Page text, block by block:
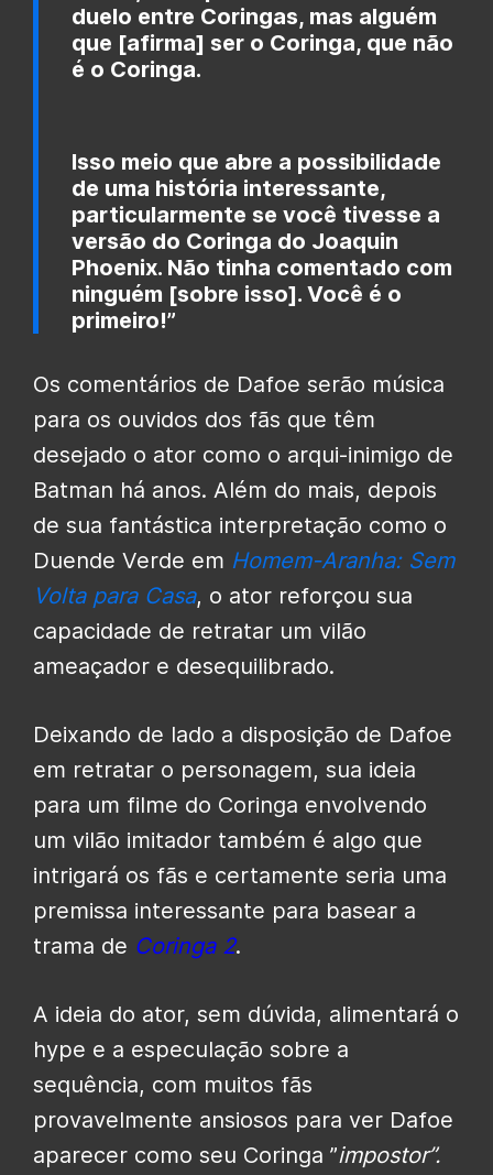
duelo entre Coringas, mas alguém
que [afirma] ser o Coringa, que não
é o Coringa.
Isso meio que abre a possibilidade
de uma história interessante,
particularmente se você tivesse a
versão do Coringa do Joaquin
Phoenix‎‎. Não tinha comentado com
ninguém [sobre isso]. Você é o
primeiro!” ‎
Os comentários de Dafoe serão música
para os ouvidos dos fãs que têm
desejado o ator como o arqui-inimigo de
Batman há anos. Além do mais, depois
de sua fantástica interpretação como o
Duende Verde em Homem-Aranha: Sem
Volta para Casa, o ator reforçou sua
capacidade de retratar um vilão
ameaçador e desequilibrado.
Deixando de lado a disposição de Dafoe
em retratar o personagem, sua ideia
para um filme do Coringa envolvendo
um vilão imitador também é algo que
intrigará os fãs e certamente seria uma
premissa interessante para basear a
trama de Coringa 2.
A ideia do ator, sem dúvida, alimentará o
hype e a especulação sobre a
sequência, com muitos fãs
provavelmente ansiosos para ver Dafoe
aparecer como seu Coringa ”impostor”.